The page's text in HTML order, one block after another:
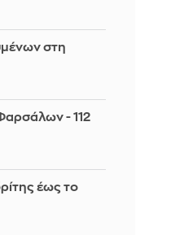
στη
- 112
έως το